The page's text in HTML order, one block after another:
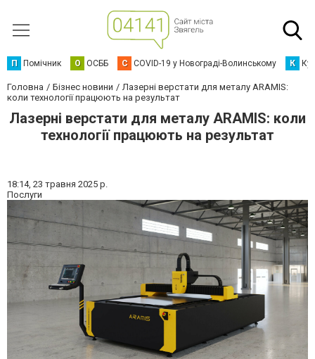
П Помічник О ОСББ C COVID-19 у Новограді-Волинському К
Головна Бізнес новини
Лазерні верстати для металу ARAMIS:
коли технології працюють на результат
Лазерні верстати для металу ARAMIS: коли
технології працюють на результат
18:14, 23 травня 2025 р.
Послуги